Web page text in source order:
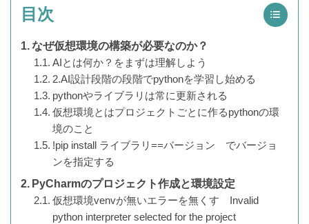
目次
なぜ仮想環境の構築が必要なのか？
AIとは何か？をまずは理解しよう
2.AI設計段階の段階でpythonを学習し始める
pythonやライブラリは常に更新される
仮想環境とはプロジェクトごとに作るpythonの環
境のこと
!pip install ライブラリ==バージョン でバージョ
ンを指定する
PyCharmのプロジェクト作成と環境設定
仮想環境venvが無いエラーを無くす Invalid
python interpreter selected for the project